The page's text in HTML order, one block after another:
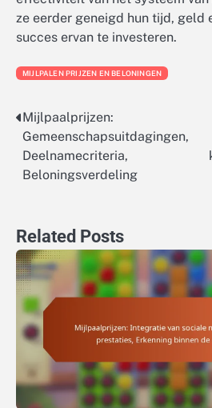
ze eerder geneigd hun tijd, geld
succes ervan te investeren.
MIJLPALEN PRIJZEN EN BELONINGEN
Post
navigation
Mijlpaalprijzen:
Gemeenschapsuitdagingen,
Deelnamecriteria,
Beloningsverdeling
Related Posts